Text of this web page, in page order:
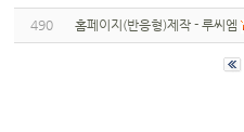
490 홈페이지(반응형)제작 - 루씨엠